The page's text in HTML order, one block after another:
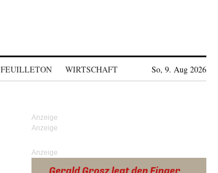
FEUILLETON WIRTSCHAFT So, 9. Aug 2026
Anzeige